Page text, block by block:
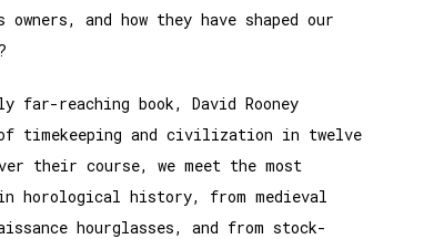
owners, and how they have shaped our
far-reaching book, David Rooney
timekeeping and civilization in twelve
their course, we meet the most
horological history, from medieval
hourglasses, and from stock-